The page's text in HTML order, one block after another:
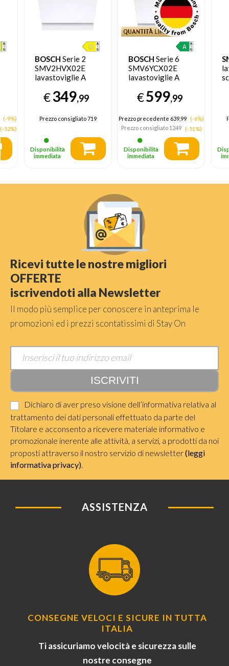
(-9%)
(-52%)
BOSCH Serie 2
SMV2HVX02E
lavastoviglie A
14 coperti D
€349,99
Prezzo consigliato719
Disponibilità
immediata
BOSCH Serie 6
SMV6YCX02E
lavastoviglie A
14 coperti A
€599,99
Prezzo precedente 639,99
(-6%)
Prezzo consigliato1249 (-51%)
Disponibilità
immediata
Ricevi tutte le nostre migliori
OFFERTE
iscrivendoti alla Newsletter
Il modo più semplice per conoscere in anteprima le
promozioni ed i prezzi scontatissimi di Stay On
Dichiaro di aver preso visione dell’informativa relativa al
trattamento dei dati personali effettuato da parte del
Titolare e acconsento a ricevere materiale informativo e
promozionale inerente alle attività, a servizi, a prodotti da noi
proposti attraverso il nostro servizio di newsletter(leggi
informativa privacy)
ASSISTENZA
CONSEGNE VELOCI E SICURE IN TUTTA
ITALIA
Ti assicuriamo velocità e sicurezza sulle
nostre consegne